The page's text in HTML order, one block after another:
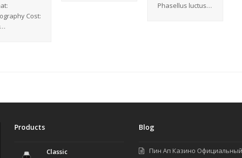
Cost:
Phasellus luctus…
Products
Classic
Blog
Пин Ап Казино Официальный